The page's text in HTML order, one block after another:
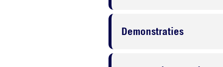
Demonstraties